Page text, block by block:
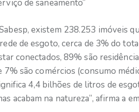
de saneamento”
existem 238.253 imóveis
de esgoto, cerca de 3% do
conectados, 89% são
7% são comércios (consumo
4,4 bilhões de litros de
acabam na natureza”, afirma a